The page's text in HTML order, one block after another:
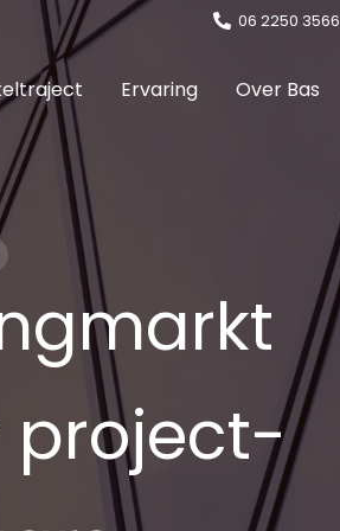
06 2250 3566
Ervaring Over Bas
project­